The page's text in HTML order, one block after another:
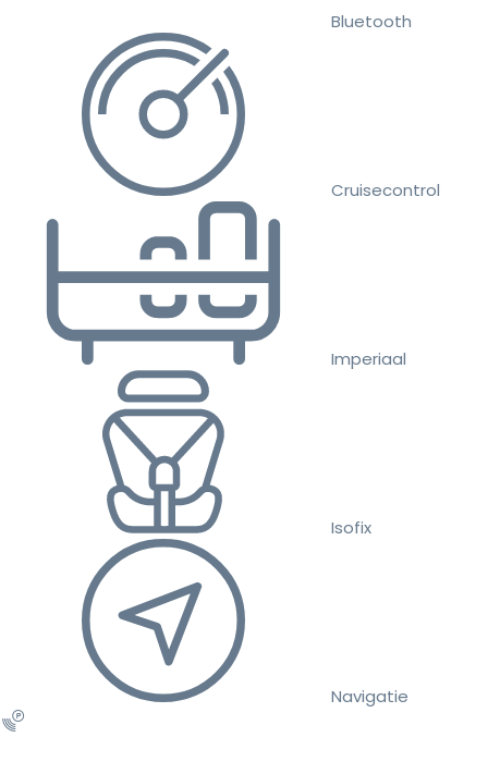
Bluetooth
Cruisecontrol
Imperiaal
Isofix
Navigatie